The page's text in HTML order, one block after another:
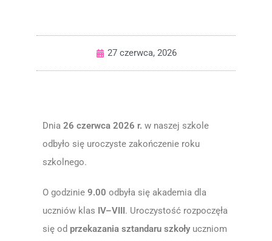
27 czerwca, 2026
Dnia 26 czerwca 2026 r. w naszej szkole
odbyło się uroczyste zakończenie roku
szkolnego.
O godzinie 9.00 odbyła się akademia dla
uczniów klas IV–VIII. Uroczystość rozpoczęła
się od przekazania sztandaru szkołyuczniom